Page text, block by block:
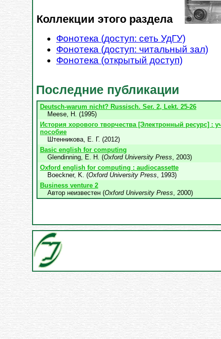
Коллекции этого раздела
Фонотека (доступ: сеть УдГУ)
Фонотека (доступ: читальный зал)
Фонотека (открытый доступ)
Последние публикации
Deutsch-warum nicht? Russisch. Ser. 2, Lekt. 25-26
Meese, H. (1995)
История хорового творчества [Электронный ресурс] :
пособие
Штенникова, Е. Г. (2012)
Basic english for computing
Glendinning, E. H. (Oxford University Press, 2003)
Oxford english for computing : audiocassette
Boeckner, K. (Oxford University Press, 1993)
Business venture 2
Автор неизвестен (Oxford University Press, 2000)